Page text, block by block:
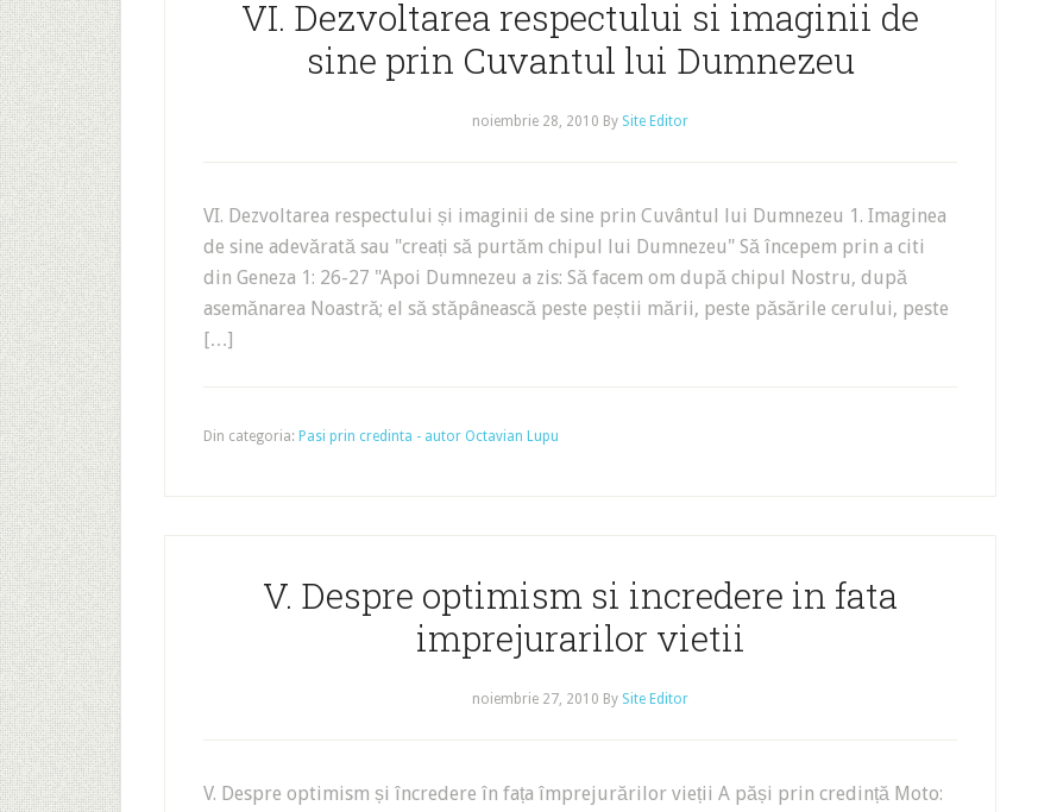
VI. Dezvoltarea respectului si imaginii de
sine prin Cuvantul lui Dumnezeu
noiembrie 28, 2010 By Site Editor
VI. Dezvoltarea respectului și imaginii de sine prin Cuvântul lui Dumnezeu 1. Imaginea
de sine adevărată sau "creați să purtăm chipul lui Dumnezeu" Să începem prin a citi
din Geneza 1: 26-27 "Apoi Dumnezeu a zis: Să facem om după chipul Nostru, după
asemănarea Noastră; el să stăpânească peste peștii mării, peste păsările cerului, peste
[…]
Din categoria: Pasi prin credinta - autor Octavian Lupu
V. Despre optimism si incredere in fata
imprejurarilor vietii
noiembrie 27, 2010 By Site Editor
V. Despre optimism și încredere în fața împrejurărilor vieții A păși prin credință Moto: